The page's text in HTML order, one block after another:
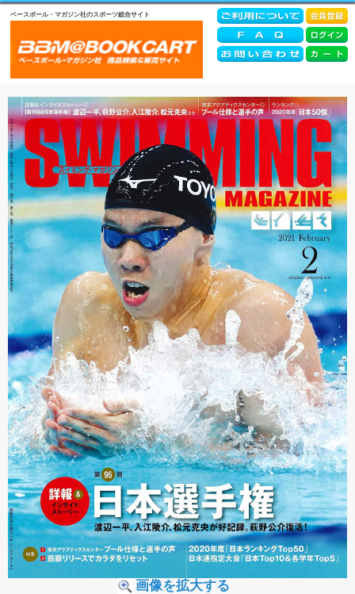
ベースボール・マガジン社のスポーツ総合サイト
画像を拡大する